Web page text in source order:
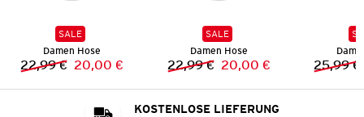
SALE
Damen Hose
Vorheriger Preis:
22,99 € Neuer Preis:
20,00 €
SALE
Damen Hose
Vorheriger Preis:
22,99 € Neuer Preis:
20,00 € 25,99 €
KOSTENLOSE LIEFERUNG